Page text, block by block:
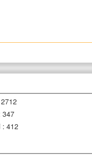
2712
347
: 412